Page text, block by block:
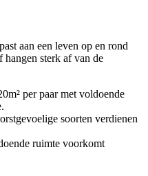
aan een leven op en rond
sterk af van de
per paar met voldoende
soorten verdienen
ruimte voorkomt